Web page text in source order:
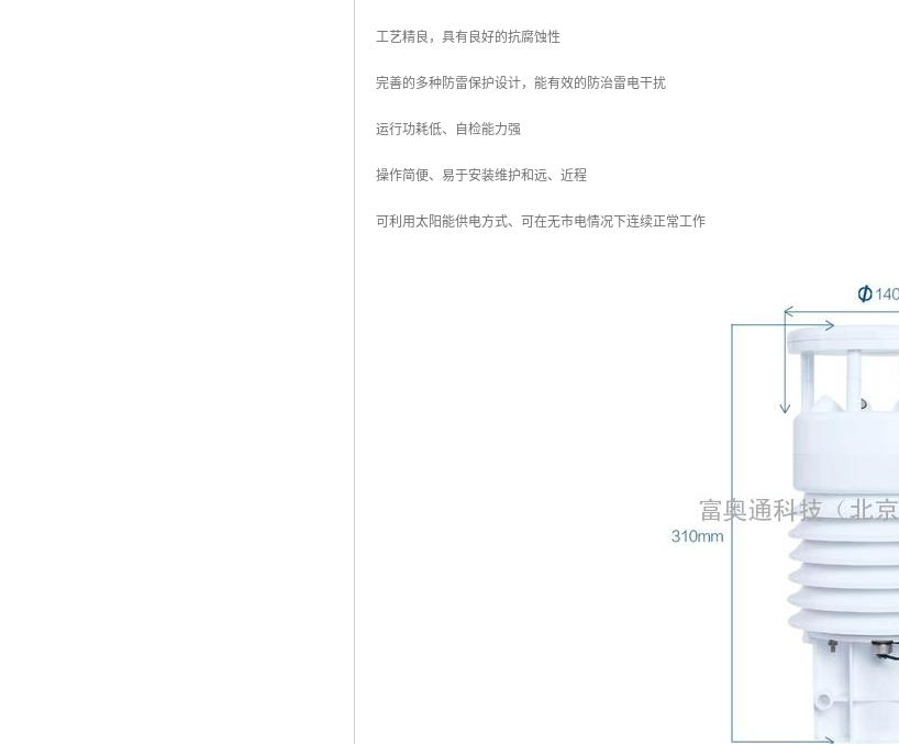
工艺精良，具有良好的抗腐蚀性
完善的多种防雷保护设计，能有效的防治雷电干扰
运行功耗低、自检能力强
操作简便、易于安装维护和远、近程
可利用太阳能供电方式、可在无市电情况下连续正常工作